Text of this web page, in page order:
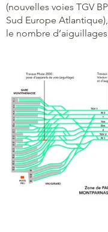
(nouvelles voies TGV
Sud Europe
le nombre